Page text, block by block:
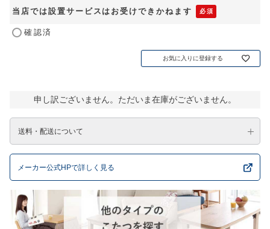
当店では設置サービスはお受けできかねます
確認済
お気に入りに登録する
申し訳ございません。ただいま在庫がございません。
送料・配送について
メーカー公式HPで詳しく見る